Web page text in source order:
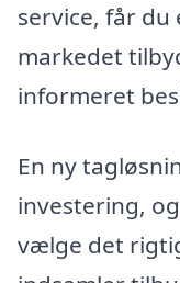
service, får du
markedet
informeret
En ny
investering,
vælge det